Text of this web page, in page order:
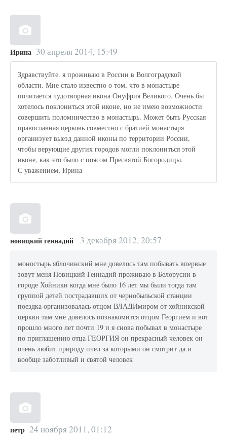
Ирина 30 апреля 2014, 15:49
Здравствуйте. я проживаю в России в Волгоградской
области. Мне стало известно о том, что в монастыре
почитается чудотворная икона Онуфрия Великого. Очень бы
хотелось поклониться этой иконе, но не имею возможности
совершить поломничество в монастырь. Может быть Русская
православная церковь совместно с братией монастыря
организует выезд данной иконы по территории России,
чтобы верующие других городов могли поклониться этой
иконе, как это было с поясом Пресвятой Богородицы.
С уважением, Ирина
новицкий геннадий 3 декабря 2012, 20:57
моностырь яблочинский мне довелось там побывать впервые
зовут меня Новицкий Геннадий проживаю в Белорусии в
городе Хойники когда мне было 16 лет мы были тогда там
группой детей пострадавших от чернобыльской станции
поездка организовалась отцом ВЛАДИмиром от хойникской
церкви там мне довелось познакомится отцом Георгием и вот
прошло много лет почти 19 и я снова побывал в монастыре
по приглашению отца ГЕОРГИЯ он прекрасный человек он
очень любит природу пчел за которыми он смотрит да и
вообще заботливый и святой человек
петр 24 ноября 2011, 01:12